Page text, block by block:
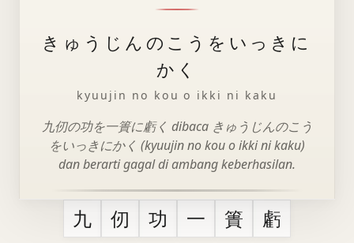
きゅうじんのこうをいっきに
かく
kyuujin no kou o ikki ni kaku
九仞の功を一簣に虧く dibaca きゅうじんのこう
をいっきにかく (kyuujin no kou o ikki ni kaku)
dan berarti gagal di ambang keberhasilan.
九 仞 功 一 簣 虧